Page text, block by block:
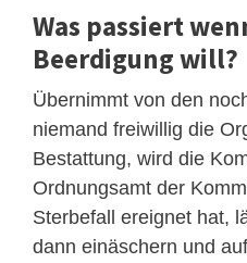
Was passiert
Beerdigung will?
Übernimmt von den
niemand freiwillig die
Bestattung, wird die
Ordnungsamt der
Sterbefall ereignet hat,
dann einäschern und